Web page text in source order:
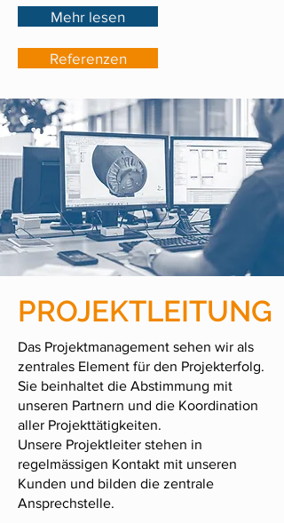
Mehr lesen
Referenzen
PROJEKTLEITUNG
Das Projektmanagement sehen wir als
zentrales Element für den Projekterfolg.
Sie beinhaltet die Abstimmung mit
unseren Partnern und die Koordination
aller Projekttätigkeiten.
Unsere Projektleiter stehen in
regelmässigen Kontakt mit unseren
Kunden und bilden die zentrale
Ansprechstelle.